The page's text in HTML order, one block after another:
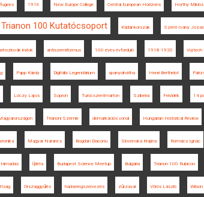
1916 New Europe College Central European Horizons Horthy Miklós
Trianon 100 Kutatócsoport Kádár-korszak Szent-Ivány
iratok antiszemitizmus 100 éves évforduló 1918-1920 Vojtech
Papp Károly Digitális Legendárium spanyolnátha Henri Berthelot
Lóczy Lajos Sopron Turócszentmárton Szibéria Felvidék 14
Trianoni Szemle demarkációs vonal Hungarian Historical Review
Magyar Narancs Bogdan Diaconu Slovenska Krajina Romsics Ignác
támadás Újléta Budapest Science Meetup Bulgária Trianon 100 Rubicon
Országgyűlés hadseregszervezés zűrzavar Vörös László Wilson